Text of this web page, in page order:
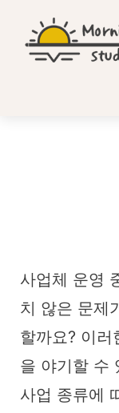
사업체 운영
치 않은 문제
할까요? 이
을 야기할 수
사업 종류에